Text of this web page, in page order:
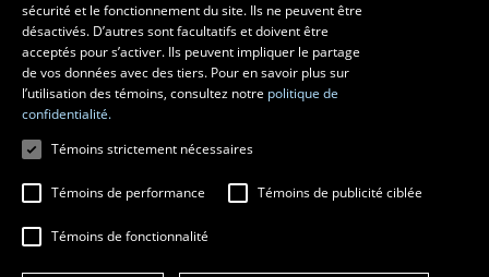
MESURES D'URGENCE
Composer le418 656-5555
© 2026 Université Laval Tous droits réservés
sécurité et le fonctionnement du site. Ils ne peuvent être
désactivés. D’autres sont facultatifs et doivent être
acceptés pour s’activer. Ils peuvent impliquer le partage
de vos données avec des tiers. Pour en savoir plus sur
l’utilisation des témoins, consultez notre politique de
confidentialité.
Témoins strictement nécessaires
Témoins de performance Témoins de publicité ciblée
Témoins de fonctionnalité